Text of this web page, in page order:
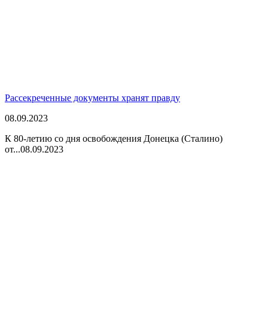
Рассекреченные документы хранят правду
08.09.2023
К 80-летию со дня освобождения Донецка (Сталино)
от...08.09.2023